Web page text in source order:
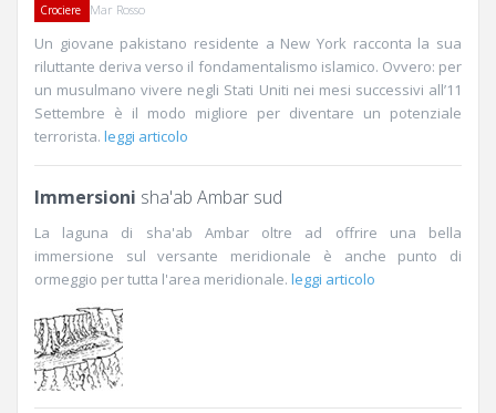
Crociere Mar Rosso
Un giovane pakistano residente a New York racconta la sua
riluttante deriva verso il fondamentalismo islamico. Ovvero: per
un musulmano vivere negli Stati Uniti nei mesi successivi all’11
Settembre è il modo migliore per diventare un potenziale
terrorista. leggi articolo
Immersioni sha'ab Ambar sud
La laguna di sha'ab Ambar oltre ad offrire una bella
immersione sul versante meridionale è anche punto di
ormeggio per tutta l'area meridionale. leggi articolo